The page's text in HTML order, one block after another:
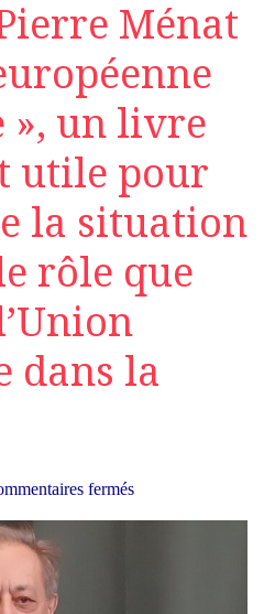
Ménat
», un livre
utile pour
la situation
rôle que
dans la
fermés
Interview.